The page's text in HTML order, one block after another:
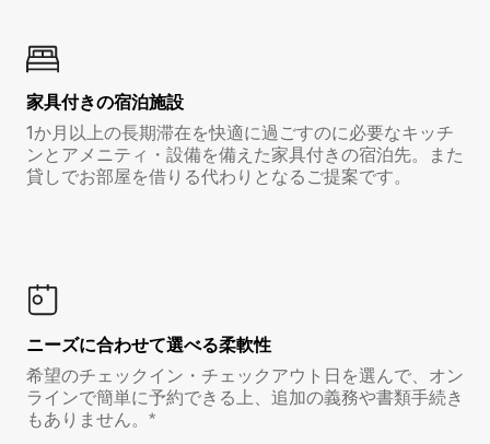
家具付き⁠の宿⁠泊⁠施⁠設
1か月以上の長期滞在を快適に過ごすのに必要なキッチ
ンとアメニティ・設備を備えた家具付きの宿泊先。また
貸しでお部屋を借りる代わりとなるご提案です。
ニーズに合わせて選べる柔軟性
希望のチェックイン・チェックアウト日を選んで、オン
ラインで簡単に予約できる上、追加の義務や書類手続き
もありません。*